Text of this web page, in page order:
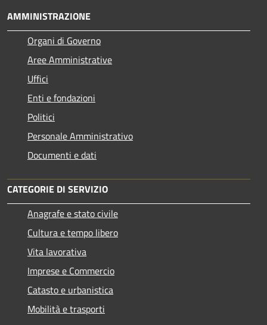
AMMINISTRAZIONE
Organi di Governo
Aree Amministrative
Uffici
Enti e fondazioni
Politici
Personale Amministrativo
Documenti e dati
CATEGORIE DI SERVIZIO
Anagrafe e stato civile
Cultura e tempo libero
Vita lavorativa
Imprese e Commercio
Catasto e urbanistica
Mobilità e trasporti